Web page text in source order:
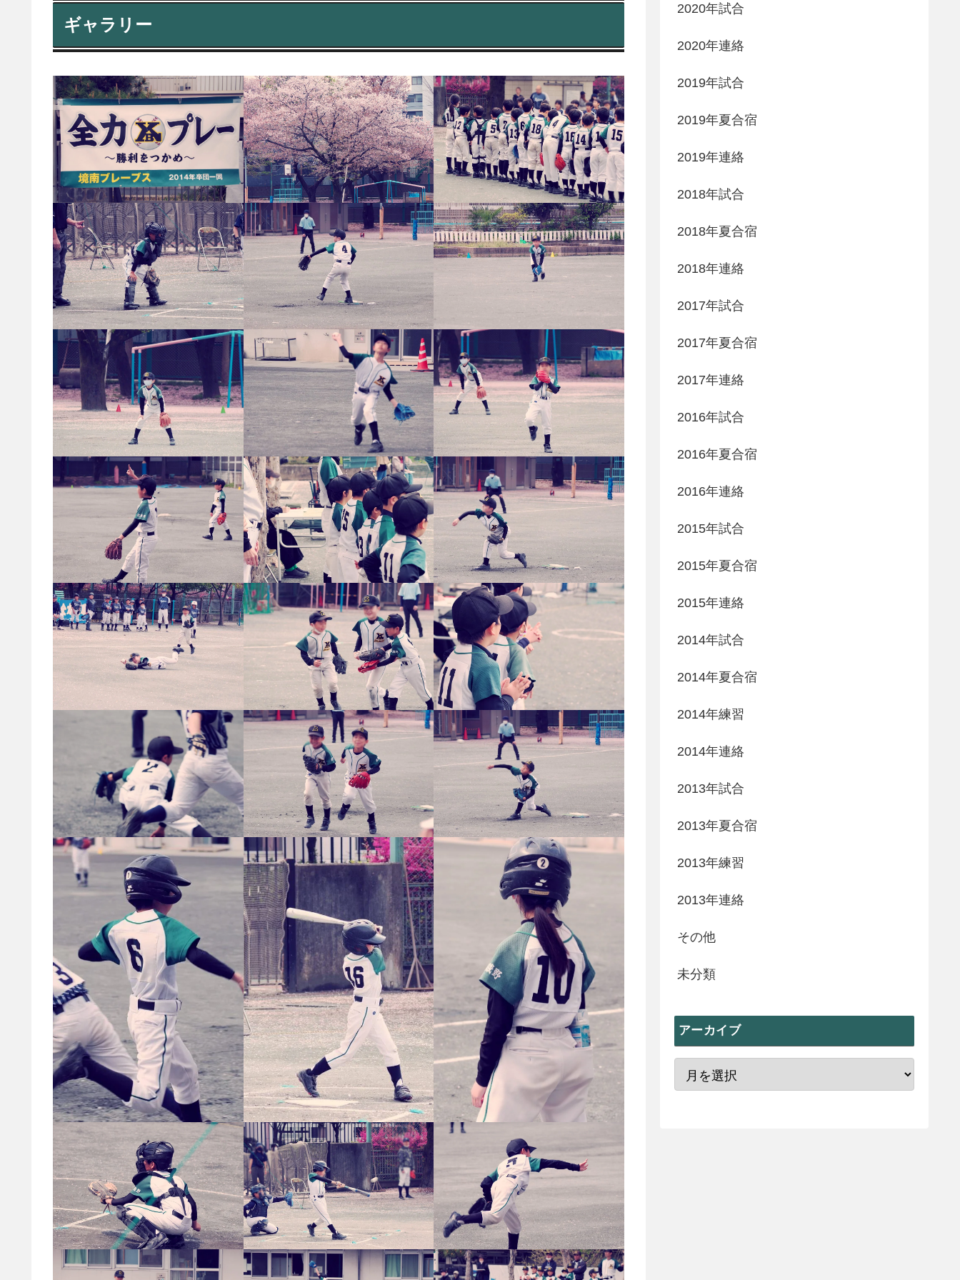
ギャラリー
2020年試合
2020年連絡
2019年試合
2019年夏合宿
2019年連絡
2018年試合
2018年夏合宿
2018年連絡
2017年試合
2017年夏合宿
2017年連絡
2016年試合
2016年夏合宿
2016年連絡
2015年試合
2015年夏合宿
2015年連絡
2014年試合
2014年夏合宿
2014年練習
2014年連絡
2013年試合
2013年夏合宿
2013年練習
2013年連絡
その他
未分類
アーカイブ